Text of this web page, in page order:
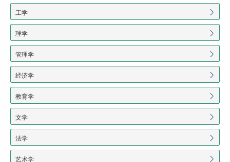
工学
理学
管理学
经济学
教育学
文学
法学
艺术学